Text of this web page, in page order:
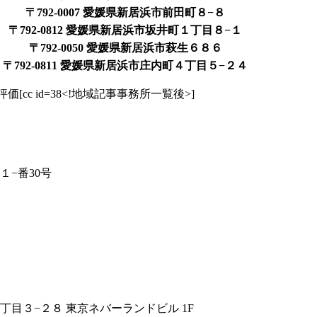
〒792-0007 愛媛県新居浜市前田町８−８
〒792-0812 愛媛県新居浜市坂井町１丁目８−１
〒792-0050 愛媛県新居浜市萩生６８６
〒792-0811 愛媛県新居浜市庄内町４丁目５−２４
[cc id=38<!地域記事事務所一覧後>]
−番30号
目３−２８ 東京ネバーランドビル 1F